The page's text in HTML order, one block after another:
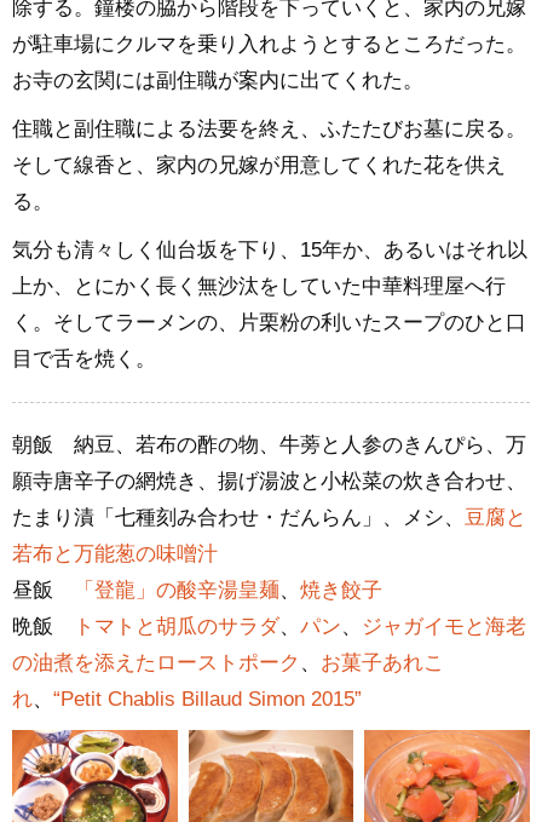
除する。鐘楼の脇から階段を下っていくと、家内の兄嫁
が駐車場にクルマを乗り入れようとするところだった。
お寺の玄関には副住職が案内に出てくれた。
住職と副住職による法要を終え、ふたたびお墓に戻る。
そして線香と、家内の兄嫁が用意してくれた花を供え
る。
気分も清々しく仙台坂を下り、15年か、あるいはそれ以
上か、とにかく長く無沙汰をしていた中華料理屋へ行
く。そしてラーメンの、片栗粉の利いたスープのひと口
目で舌を焼く。
朝飯 納豆、若布の酢の物、牛蒡と人参のきんぴら、万
願寺唐辛子の網焼き、揚げ湯波と小松菜の炊き合わせ、
たまり漬「七種刻み合わせ・だんらん」、メシ、 豆腐と
若布と万能葱の味噌汁
昼飯
「登龍」の酸辛湯皇麺、 焼き餃子
晩飯
トマトと胡瓜のサラダ、 パン、
ジャガイモと海老
の油煮を添えたローストポーク 、 お菓子あれこ
れ、 “Petit Chablis Billaud Simon 2015”